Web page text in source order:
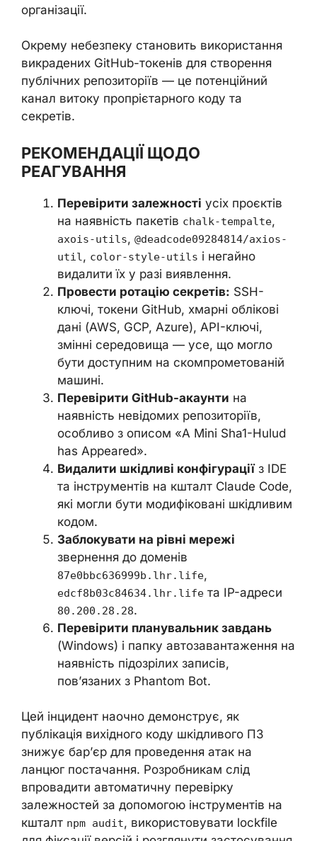
організації.
Окрему небезпеку становить використання
викрадених GitHub-токенів для створення
публічних репозиторіїв — це потенційний
канал витоку пропрієтарного коду та
секретів.
РЕКОМЕНДАЦІЇ ЩОДО
РЕАГУВАННЯ
Перевірити залежності усіх проєктів
на наявність пакетів chalk-tempalte,
axois-utils, @deadcode09284814/axios-
util , color-style-utils і негайно
видалити їх у разі виявлення.
Провести ротацію секретів: SSH-
ключі, токени GitHub, хмарні облікові
дані (AWS, GCP, Azure), API-ключі,
змінні середовища — усе, що могло
бути доступним на скомпрометованій
машині.
Перевірити GitHub-акаунти на
наявність невідомих репозиторіїв,
особливо з описом «A Mini Sha1-Hulud
has Appeared».
Видалити шкідливі конфігураціїз IDE
та інструментів на кшталт Claude Code,
які могли бути модифіковані шкідливим
кодом.
Заблокувати на рівні мережі
звернення до доменів
87e0bbc636999b.lhr.life,
edcf8b03c84634.lhr.life та IP-адреси
80.200.28.28.
Перевірити планувальник завдань
(Windows) і папку автозавантаження на
наявність підозрілих записів,
пов’язаних з Phantom Bot.
Цей інцидент наочно демонструє, як
публікація вихідного коду шкідливого ПЗ
знижує бар’єр для проведення атак на
ланцюг постачання. Розробникам слід
впровадити автоматичну перевірку
залежностей за допомогою інструментів на
кшталт npm audit, використовувати lockfile